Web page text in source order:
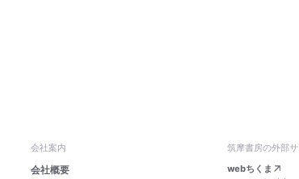
会社案内
会社概要
筑摩書房の外部サ
webちくま